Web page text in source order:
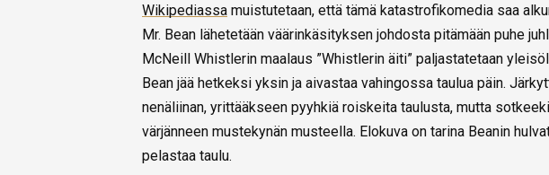
Wikipediassa muistutetaan, että tämä katastrofikomedia saa
Mr. Bean lähetetään väärinkäsityksen johdosta pitämään puhe
McNeill Whistlerin maalaus ”Whistlerin äiti” paljastatetaan
Bean jää hetkeksi yksin ja aivastaa vahingossa taulua päin.
nenäliinan, yrittääkseen pyyhkiä roiskeita taulusta, mutta
värjänneen mustekynän musteella. Elokuva on tarina Beanin
pelastaa taulu.